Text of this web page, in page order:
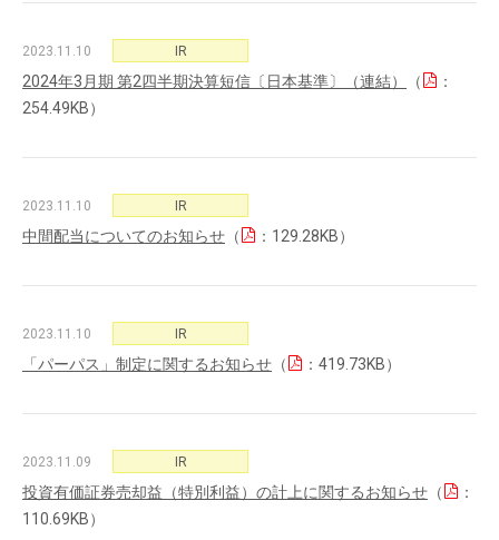
2023.11.10 IR
2024年3月期 第2四半期決算短信〔日本基準〕（連結） （
：
254.49KB）
2023.11.10 IR
中間配当についてのお知らせ （ ：129.28KB）
2023.11.10 IR
「パーパス」制定に関するお知らせ （ ：419.73KB）
2023.11.09 IR
投資有価証券売却益（特別利益）の計上に関するお知らせ （
：
110.69KB）